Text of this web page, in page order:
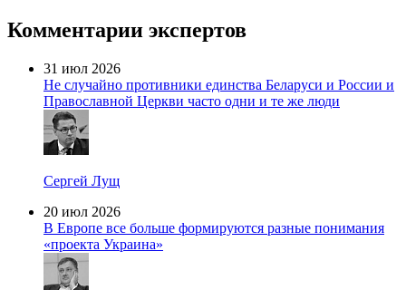
Комментарии экспертов
31 июл 2026
Не случайно противники единства Беларуси и России и
Православной Церкви часто одни и те же люди
Сергей Лущ
20 июл 2026
В Европе все больше формируются разные понимания
«проекта Украина»